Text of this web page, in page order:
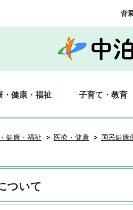
背
・健康・福祉 子育て・教育
健康・福祉 医療・健康 国民健康
ついて